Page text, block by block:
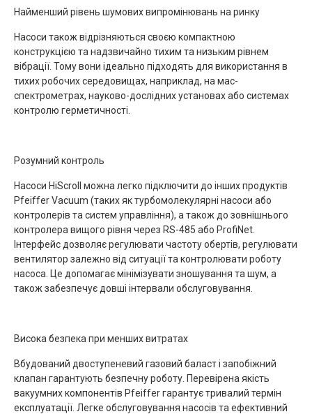
Найменший рівень шумових випромінювань на ринку
Насоси також відрізняються своєю компактною
конструкцією та надзвичайно тихим та низьким рівнем
вібрації. Тому вони ідеально підходять для використання в
тихих робочих середовищах, наприклад, на мас-
спектрометрах, науково-дослідних установах або системах
контролю герметичності.
Розумний контроль
Насоси HiScroll можна легко підключити до інших продуктів
Pfeiffer Vacuum (таких як турбомолекулярні насоси або
контролерів та систем управління), а також до зовнішнього
контролера вищого рівня через RS-485 або ProfiNet.
Інтерфейс дозволяє регулювати частоту обертів, регулювати
вентилятор залежно від ситуації та контролювати роботу
насоса. Це допомагає мінімізувати зношування та шум, а
також забезпечує довші інтервали обслуговування.
Висока безпека при менших витратах
Вбудований двоступеневий газовий баласт і запобіжний
клапан гарантують безпечну роботу. Перевірена якість
вакуумних компонентів Pfeiffer гарантує тривалий термін
експлуатації. Легке обслуговування насосів та ефективний